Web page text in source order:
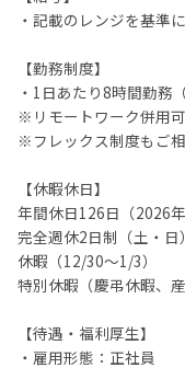
・記載のレンジを基準
【勤務制度】
・1日あたり8時間勤務
※リモートワーク併用可
※フレックス制度もご
【休暇休日】
年間休日126日（2026年
完全週休2日制（土・
休暇（12/30～1/3）
特別休暇（慶弔休暇、
【待遇・福利厚生】
・雇用形態：正社員